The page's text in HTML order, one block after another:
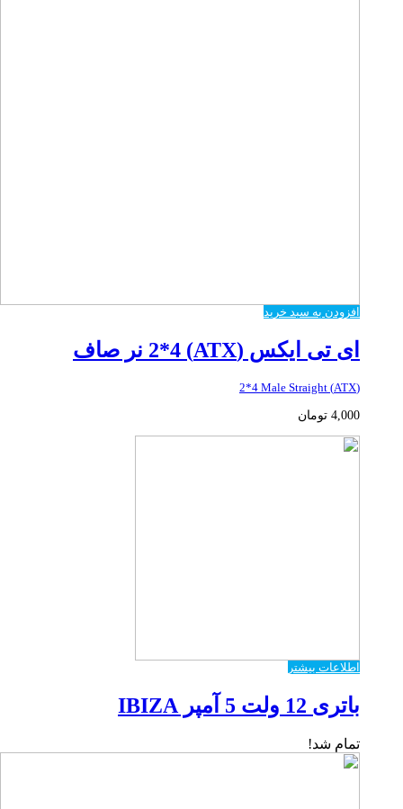
افزودن به سبد خرید
ای تی ایکس (ATX) 2*4 نر صاف
(ATX) 2*4 Male Straight
4,000 تومان
اطلاعات بیشتر
باتری 12 ولت 5 آمپر IBIZA
تمام شد!